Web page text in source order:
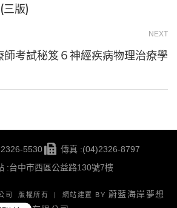
版)
NEXT
考試秘笈６神經疾病物理治療學
5530
傳真 :(04)2326-8797
:台中市西區公益路130號7樓
司 版權所有 | 網站建置 BY 蔚藍海岸夢想